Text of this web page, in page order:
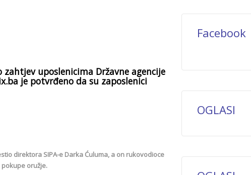
uposlenicima Državne agencije
je potvrđeno da su zaposlenici
direktora SIPA-e Darka Ćuluma, a on rukovodioce
oružje.
Facebook
OGLASI